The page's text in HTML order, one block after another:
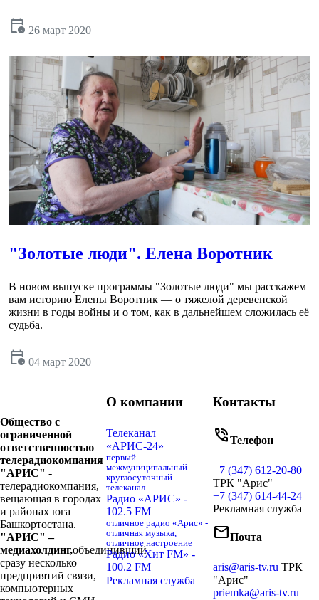
calendar_clock 26 март 2020
"Золотые люди". Елена Воротник
В новом выпуске программы "Золотые люди" мы расскажем
вам историю Елены Воротник — о тяжелой деревенской
жизни в годы войны и о том, как в дальнейшем сложилась её
судьба.
calendar_clock 04 март 2020
Общество с
ограниченной
ответственностью
телерадиокомпания
"АРИС" -
телерадиокомпания,
вещающая в городах
и районах юга
Башкортостана.
"АРИС" –
медиахолдинг,объединивший
сразу несколько
предприятий связи,
компьютерных
О компании
Телеканал
«АРИС-24»
первый
межмуниципальный
круглосуточный
телеканал
Радио «АРИС» -
102.5 FM
отличное радио «Арис» -
отличная музыка,
отличное настроение
Радио «Хит FM» -
100.2 FM
Рекламная служба
Контакты
phone_in_talkТелефон
+7 (347) 612-20-80
ТРК "Арис"
+7 (347) 614-44-24
Рекламная служба
mailПочта
aris@aris-tv.ru ТРК
"Арис"
priemka@aris-tv.ru